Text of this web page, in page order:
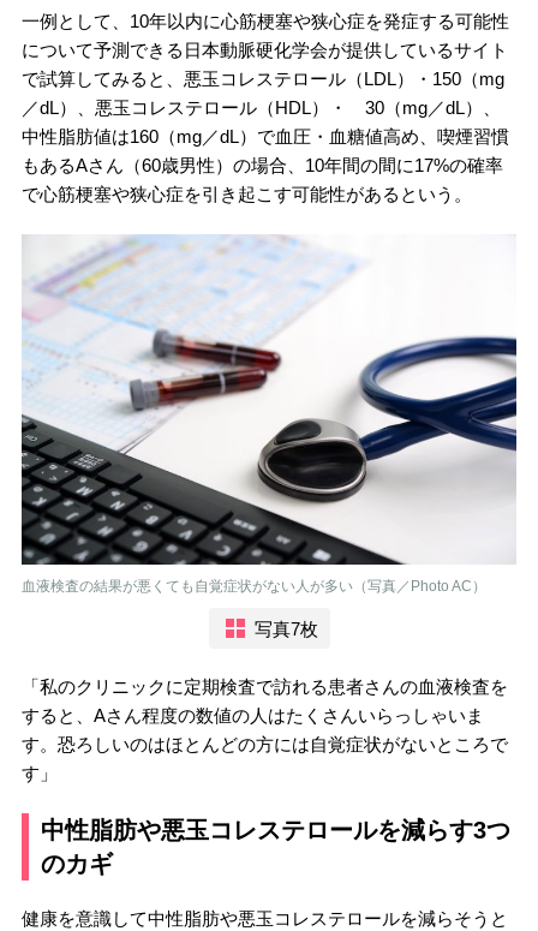
一例として、10年以内に心筋梗塞や狭心症を発症する可能性
について予測できる日本動脈硬化学会が提供しているサイト
で試算してみると、悪玉コレステロール（LDL）・150（mg
／dL）、悪玉コレステロール（HDL）・ 30（mg／dL）、
中性脂肪値は160（mg／dL）で血圧・血糖値高め、喫煙習慣
もあるAさん（60歳男性）の場合、10年間の間に17%の確率
で心筋梗塞や狭心症を引き起こす可能性があるという。
血液検査の結果が悪くても自覚症状がない人が多い（写真／Photo AC）
写真7枚
「私のクリニックに定期検査で訪れる患者さんの血液検査を
すると、Aさん程度の数値の人はたくさんいらっしゃいま
す。恐ろしいのはほとんどの方には自覚症状がないところで
す」
中性脂肪や悪玉コレステロールを減らす3つ
のカギ
健康を意識して中性脂肪や悪玉コレステロールを減らそうと